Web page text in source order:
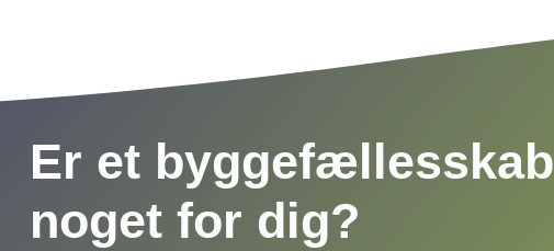
Er et byggefællesskab
noget for dig?